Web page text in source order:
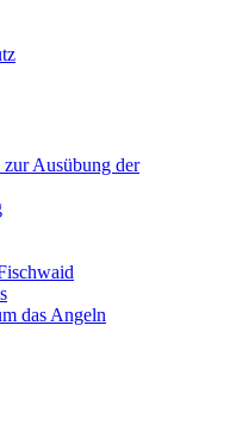
Ausübung der
das Angeln